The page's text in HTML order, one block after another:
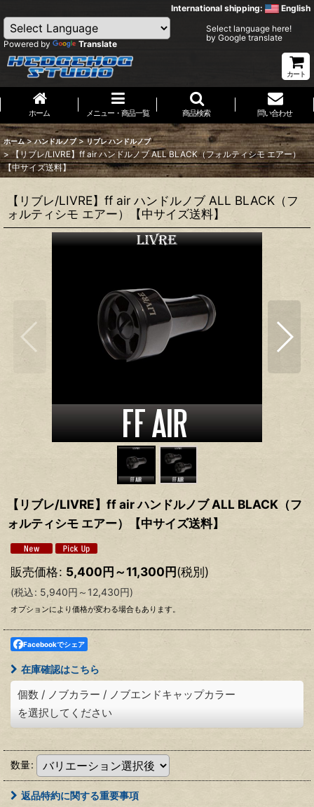
International shipping: English
Powered by Translate
Select language here!
by Google translate
カート
ホーム メニュー・商品一覧 商品検索 問い合わせ
ホーム > ハンドルノブ > リブレ ハンドルノブ
> 【リブレ/LIVRE】ff air ハンドルノブ ALL BLACK（フォルティシモ エアー）
【中サイズ送料】
【リブレ/LIVRE】ff air ハンドルノブ ALL BLACK（フ
ォルティシモ エアー）【中サイズ送料】
【リブレ/LIVRE】ff air ハンドルノブ ALL BLACK（フ
ォルティシモ エアー）【中サイズ送料】
販売価格: 5,400円～11,300円(税別)
(税込: 5,940円 ～12,430円)
オプションにより価格が変わる場合もあります。
Facebookでシェア
在庫確認はこちら
個数 / ノブカラー / ノブエンドキャップカラー
を選択してください
数量:
返品特約に関する重要事項